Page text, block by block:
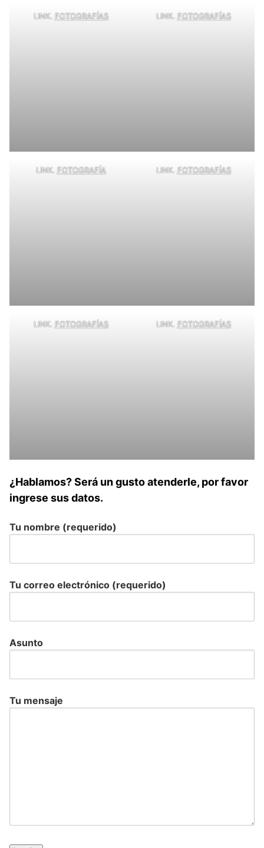
LINK. FOTOGRAFÍAS LINK. FOTOGRAFÍAS
LINK. FOTOGRAFÍA LINK. FOTOGRAFÍAS
LINK. FOTOGRAFÍAS LINK. FOTOGRAFÍAS
¿Hablamos? Será un gusto atenderle, por favor
ingrese sus datos.
Tu nombre (requerido)
Tu correo electrónico (requerido)
Asunto
Tu mensaje